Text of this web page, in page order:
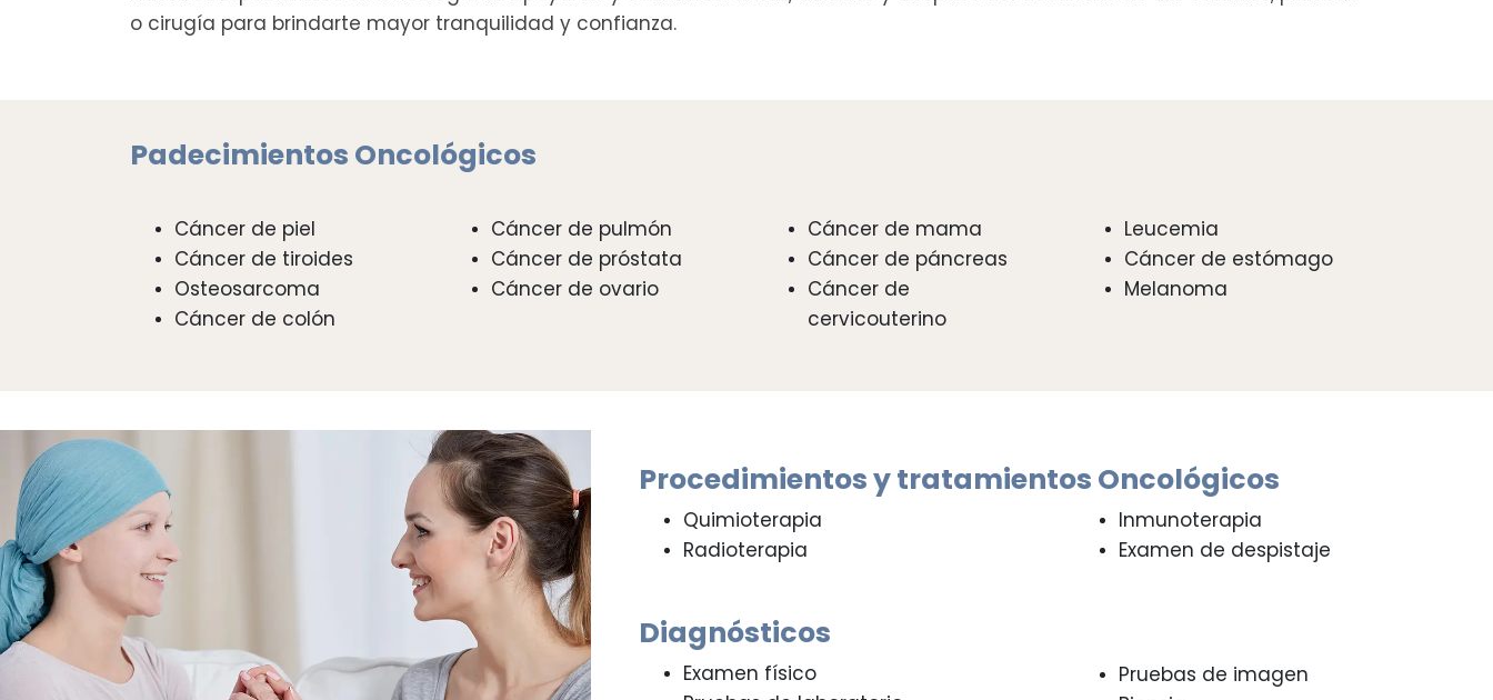
o cirugía para brindarte mayor tranquilidad y confianza.
Padecimientos Oncológicos
Cáncer de piel
Cáncer de tiroides
Osteosarcoma
Cáncer de colón
Cáncer de pulmón
Cáncer de próstata
Cáncer de ovario
Cáncer de mama
Cáncer de páncreas
Cáncer de
cervicouterino
Leucemia
Cáncer de estómago
Melanoma
Procedimientos y tratamientos Oncológicos
Quimioterapia
Radioterapia
Inmunoterapia
Examen de despistaje
Diagnósticos
Examen físico
Pruebas de imagen